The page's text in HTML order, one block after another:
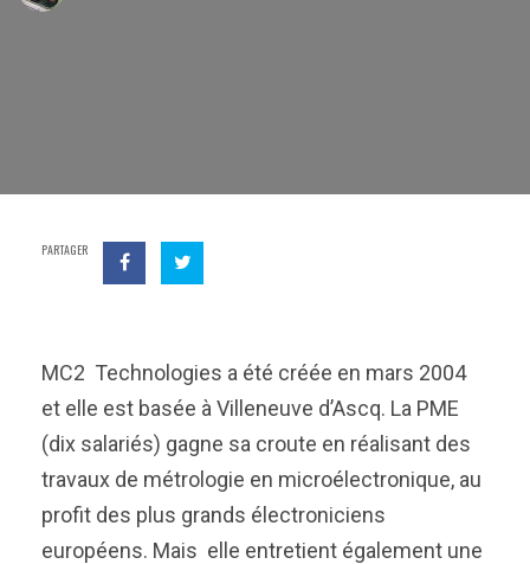
PARTAGER
MC2 Technologies a été créée en mars 2004
et elle est basée à Villeneuve d’Ascq. La PME
(dix salariés) gagne sa croute en réalisant des
travaux de métrologie en microélectronique, au
profit des plus grands électroniciens
européens. Mais elle entretient également une